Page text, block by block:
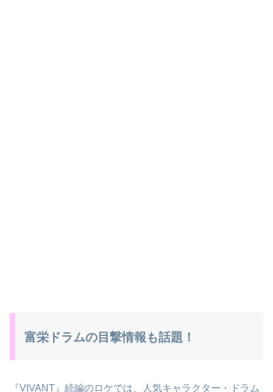
富栄ドラムの目撃情報も話題！
『VIVANT』続編のロケでは、人気キャラクター・ドラム